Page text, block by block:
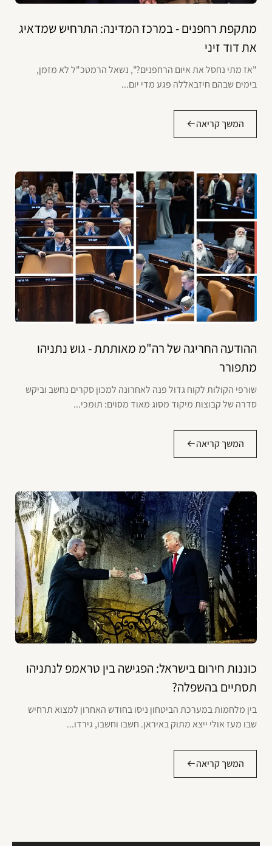
מתקפת רחפנים - במרכז המדינה: התרחיש שמדאיג
את דוד זיני
"אז מתי נחסל את איום הרחפנים?", נשאל הרמטכ"ל לא מזמן,
בימים שבהם חיזבאללה פגע מדי יום...
המשך קריאה
ההודעה החריגה של רה"מ מאותתת - גוש נתניהו
מתפורר
שורפי הקולות לקוח גדול פנה לאחרונה למכון סקרים נחשב וביקש
סדרה של קבוצות מיקוד מסוג מאוד מסוים: תומכי...
המשך קריאה
כוננות חירום בישראל: הפגישה בין טראמפ לנתניהו
תסתיים בהשפלה?
בין מלחמות במערכת הביטחון ניסו בחודש האחרון למצוא תרחיש
שבו מעז אולי ייצא מתוק באיראן. חשבו וחשבו, גירדו...
המשך קריאה